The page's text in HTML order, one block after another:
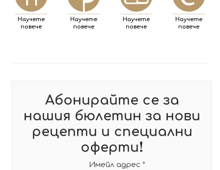
Научете
повече
Научете
повече
Научете
повече
Научете
повече
Абонирайте се за
нашия бюлетин за нови
рецепти и специални
оферти!
Имейл адрес *